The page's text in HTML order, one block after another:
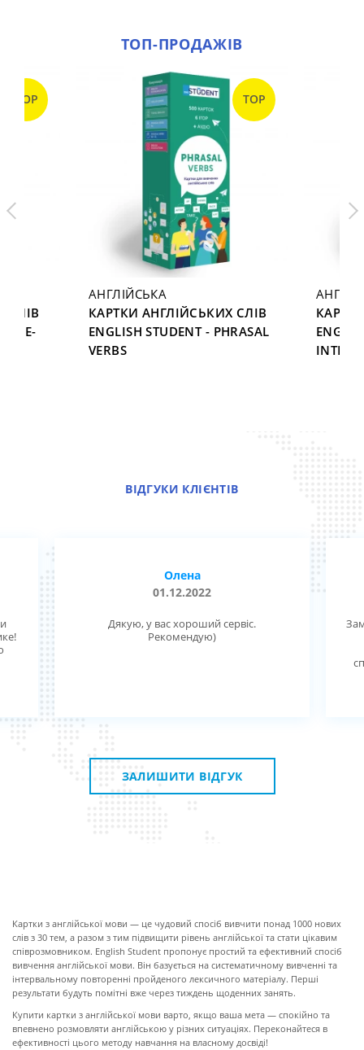
ТОП-ПРОДАЖІВ
TOP
СЛІВ
TOP
АНГЛІЙСЬКА
КАРТКИ АНГЛІЙСЬКИХ СЛІВ
ENGLISH STUDENT - PHRASAL
VERBS
ВІДГУКИ КЛІЄНТІВ
Олена
01.12.2022
Дякую, у вас хороший сервіс.
Рекомендую)
ЗАЛИШИТИ ВІДГУК
Картки з англійської мови — це чудовий спосіб вивчити понад 1000 нових
слів з 30 тем, а разом з тим підвищити рівень англійської та стати цікавим
співрозмовником. English Student пропонує простий та ефективний спосіб
вивчення англійської мови. Він базується на систематичному вивченні та
інтервальному повторенні пройденого лексичного матеріалу. Перші
результати будуть помітні вже через тиждень щоденних занять.
Купити картки з англійської мови варто, якщо ваша мета — спокійно та
впевнено розмовляти англійською у різних ситуаціях. Переконайтеся в
ефективності цього методу навчання на власному досвіді!